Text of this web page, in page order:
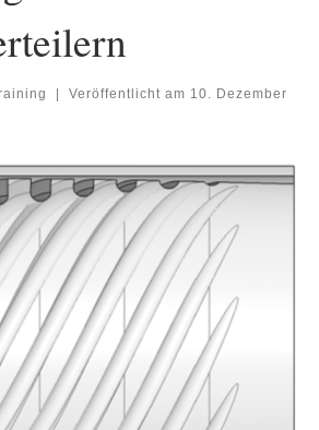
Veröffentlicht am 10. Dezember